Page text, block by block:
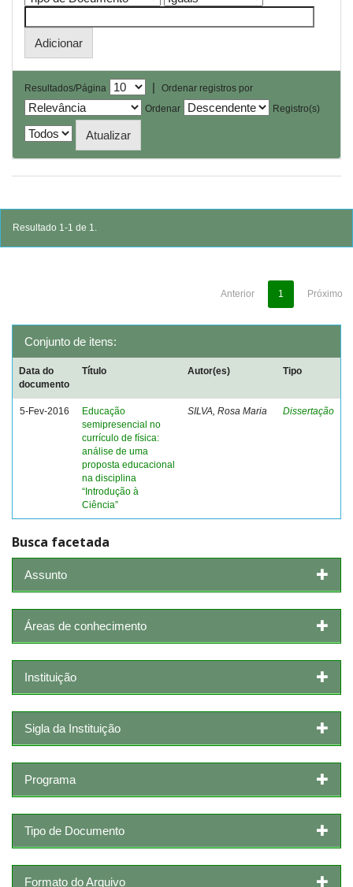
Resultados/Página |
Ordenar registros por
Ordenar
Registro(s)
Resultado 1-1 de 1.
Anterior 1 Próximo
Conjunto de itens:
Data do
documento
Título Autor(es) Tipo
5-Fev-2016
Educação
semipresencial no
currículo de física:
análise de uma
proposta educacional
na disciplina
“Introdução à
Ciência”
SILVA, Rosa Maria Dissertação
Busca facetada
Assunto
Áreas de conhecimento
Instituição
Sigla da Instituição
Programa
Tipo de Documento
Formato do Arquivo